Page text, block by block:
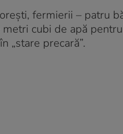
fermierii – patru
cubi de apă
„stare precară”.